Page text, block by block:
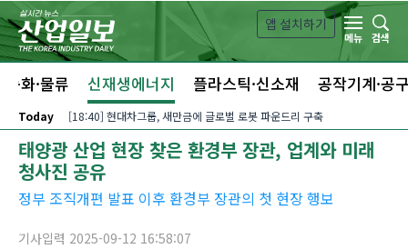
본문 바로가기
앱 설치하기
메뉴
검색
동화·물류 신재생에너지 플라스틱·신소재 공작기계·공
Today [18:40] 현대차그룹, 새만금에 글로벌 로봇 파운드리 구축
태양광 산업 현장 찾은 환경부 장관, 업계와 미래
청사진 공유
정부 조직개편 발표 이후 환경부 장관의 첫 현장 행보
기사입력 2025-09-12 16:58:07